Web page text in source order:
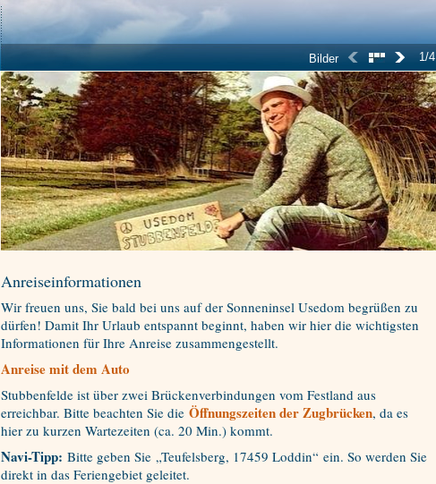
1/4
Bilder
Anreiseinformationen
Wir freuen uns, Sie bald bei uns auf der Sonneninsel Usedom begrüßen zu
dürfen! Damit Ihr Urlaub entspannt beginnt, haben wir hier die wichtigsten
Informationen für Ihre Anreise zusammengestellt.
Anreise mit dem Auto
Stubbenfelde ist über zwei Brückenverbindungen vom Festland aus
erreichbar. Bitte beachten Sie die Öffnungszeiten der Zugbrücken, da es
hier zu kurzen Wartezeiten (ca. 20 Min.) kommt.
Navi-Tipp: Bitte geben Sie „Teufelsberg, 17459 Loddin“ ein. So werden Sie
direkt in das Feriengebiet geleitet.